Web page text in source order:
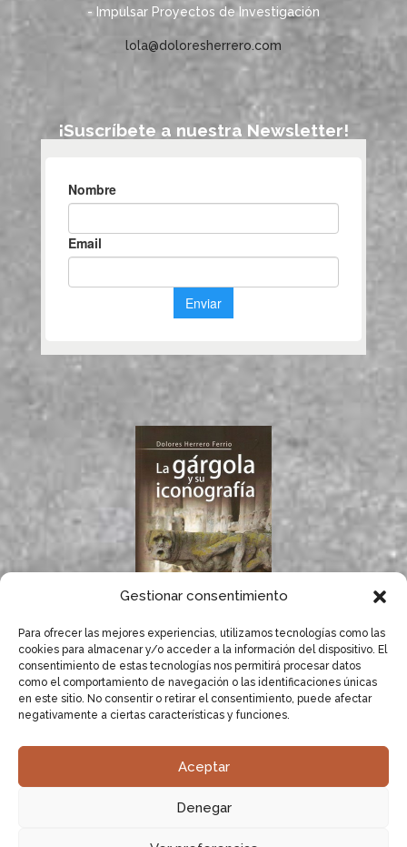
Gestionar consentimiento
Para ofrecer las mejores experiencias, utilizamos tecnologías como las
cookies para almacenar y/o acceder a la información del dispositivo. El
consentimiento de estas tecnologías nos permitirá procesar datos
como el comportamiento de navegación o las identificaciones únicas
en este sitio. No consentir o retirar el consentimiento, puede afectar
negativamente a ciertas características y funciones.
Aceptar
Denegar
- Impulsar Proyectos de Investigación
lola@doloresherrero.com
¡Suscríbete a nuestra Newsletter!
Si te gustan las
gárgolas, seguro que
te gusta el libro de
Dolores Herrero.
Dolores Herrero especialista en Gargolas.Estudio,
recopilación y documentación de Gárgolas